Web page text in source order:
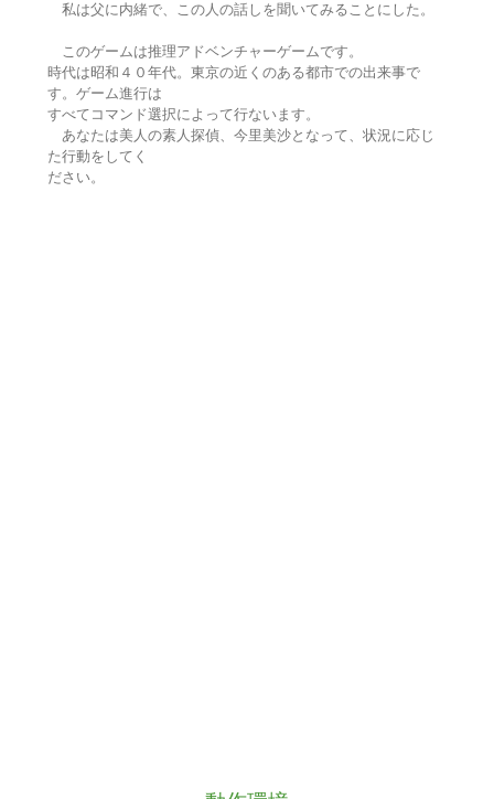
私は父に内緒で、この人の話しを聞いてみることにした。
このゲームは推理アドベンチャーゲームです。
時代は昭和４０年代。東京の近くのある都市での出来事で
す。ゲーム進行は
すべてコマンド選択によって行ないます。
あなたは美人の素人探偵、今里美沙となって、状況に応じ
た行動をしてく
ださい。